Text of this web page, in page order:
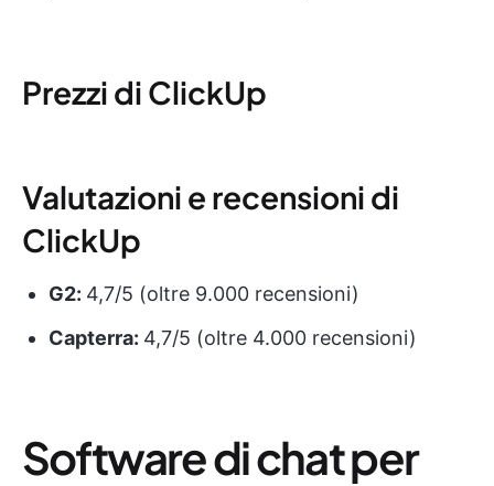
Prezzi di ClickUp
Valutazioni e recensioni di
ClickUp
G2: 4,7/5 (oltre 9.000 recensioni)
Capterra: 4,7/5 (oltre 4.000 recensioni)
Software di chat per